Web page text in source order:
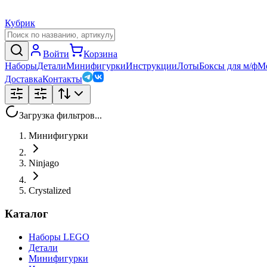
Кубрик
Войти
Корзина
НаборыДеталиМинифигуркиИнструкцииЛотыБоксы для м/ф
ДоставкаКонтакты
Загрузка фильтров...
Минифигурки
Ninjago
Crystalized
Каталог
Наборы LEGO
Детали
Минифигурки